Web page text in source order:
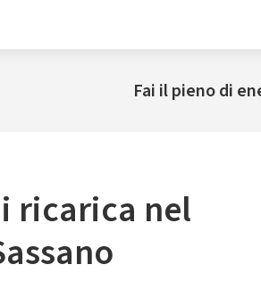
Fai il pieno di
ricarica nel